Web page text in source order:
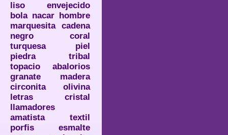
liso
envejecido
bola nacar hombre
marquesita
cadena
negro
coral
turquesa
piel
piedra
tribal
topacio
abalorios
granate
madera
circonita
olivina
letras
cristal
llamadores
amatista
textil
porfis
esmalte